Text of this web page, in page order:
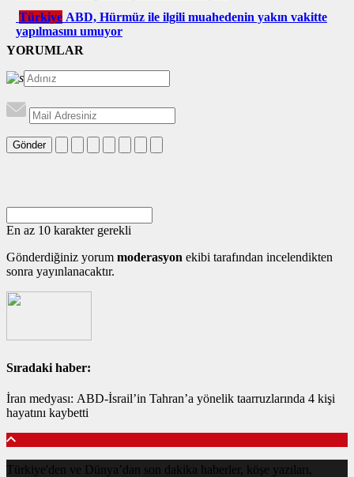
Türkiye ABD, Hürmüz ile ilgili muahedenin yakın vakitte
yapılmasını umuyor
YORUMLAR
Gönder
En az 10 karakter gerekli
Gönderdiğiniz yorum moderasyon ekibi tarafından incelendikten
sonra yayınlanacaktır.
Sıradaki haber:
İran medyası: ABD-İsrail’in Tahran’a yönelik taarruzlarında 4 kişi
hayatını kaybetti
Türkiye'den ve Dünya’dan son dakika haberler, köşe yazıları,